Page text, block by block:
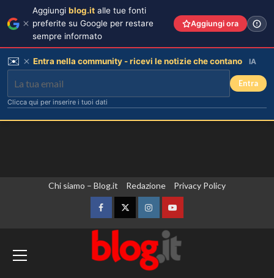
Chi siamo – Blog.it Redazione Privacy Policy
FacebookTwitterInstagramYouTube
Aggiungi blog.it alle tue fonti
preferite su Google per restare
sempre informato
Aggiungi ora
✉️ Entra nella community - ricevi le notizie che contano IA
Entra
Clicca qui per inserire i tuoi dati